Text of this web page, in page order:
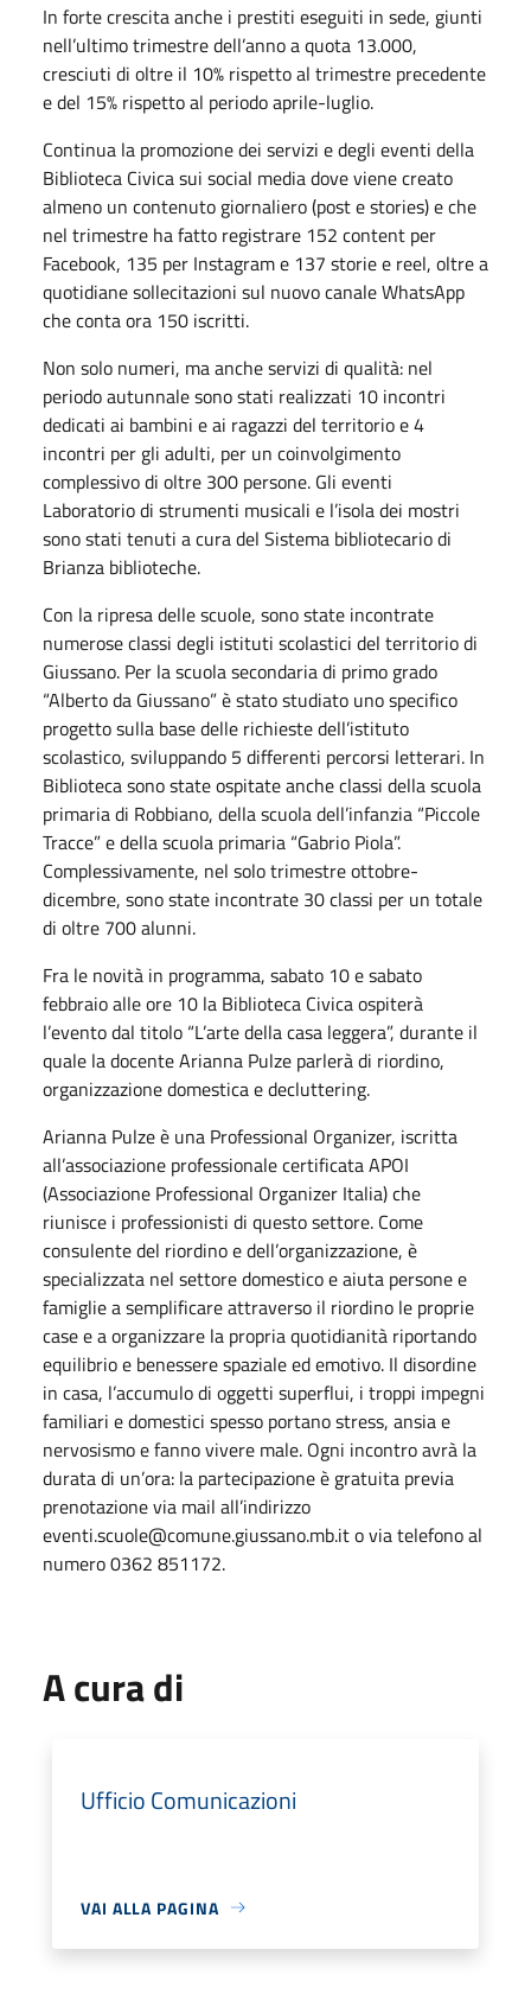
In forte crescita anche i prestiti eseguiti in sede, giunti
nell’ultimo trimestre dell’anno a quota 13.000,
cresciuti di oltre il 10% rispetto al trimestre precedente
e del 15% rispetto al periodo aprile-luglio.
Continua la promozione dei servizi e degli eventi della
Biblioteca Civica sui social media dove viene creato
almeno un contenuto giornaliero (post e stories) e che
nel trimestre ha fatto registrare 152 content per
Facebook, 135 per Instagram e 137 storie e reel, oltre a
quotidiane sollecitazioni sul nuovo canale WhatsApp
che conta ora 150 iscritti.
Non solo numeri, ma anche servizi di qualità: nel
periodo autunnale sono stati realizzati 10 incontri
dedicati ai bambini e ai ragazzi del territorio e 4
incontri per gli adulti, per un coinvolgimento
complessivo di oltre 300 persone. Gli eventi
Laboratorio di strumenti musicali e l’isola dei mostri
sono stati tenuti a cura del Sistema bibliotecario di
Brianza biblioteche.
Con la ripresa delle scuole, sono state incontrate
numerose classi degli istituti scolastici del territorio di
Giussano. Per la scuola secondaria di primo grado
“Alberto da Giussano” è stato studiato uno specifico
progetto sulla base delle richieste dell’istituto
scolastico, sviluppando 5 differenti percorsi letterari. In
Biblioteca sono state ospitate anche classi della scuola
primaria di Robbiano, della scuola dell’infanzia “Piccole
Tracce” e della scuola primaria “Gabrio Piola”.
Complessivamente, nel solo trimestre ottobre-
dicembre, sono state incontrate 30 classi per un totale
di oltre 700 alunni.
Fra le novità in programma, sabato 10 e sabato
febbraio alle ore 10 la Biblioteca Civica ospiterà
l’evento dal titolo “L’arte della casa leggera”, durante il
quale la docente Arianna Pulze parlerà di riordino,
organizzazione domestica e decluttering.
Arianna Pulze è una Professional Organizer, iscritta
all’associazione professionale certificata APOI
(Associazione Professional Organizer Italia) che
riunisce i professionisti di questo settore. Come
consulente del riordino e dell’organizzazione, è
specializzata nel settore domestico e aiuta persone e
famiglie a semplificare attraverso il riordino le proprie
case e a organizzare la propria quotidianità riportando
equilibrio e benessere spaziale ed emotivo. Il disordine
in casa, l’accumulo di oggetti superflui, i troppi impegni
familiari e domestici spesso portano stress, ansia e
nervosismo e fanno vivere male. Ogni incontro avrà la
durata di un’ora: la partecipazione è gratuita previa
prenotazione via mail all’indirizzo
eventi.scuole@comune.giussano.mb.it o via telefono al
numero 0362 851172.
A cura di
Ufficio Comunicazioni
VAI ALLA PAGINA